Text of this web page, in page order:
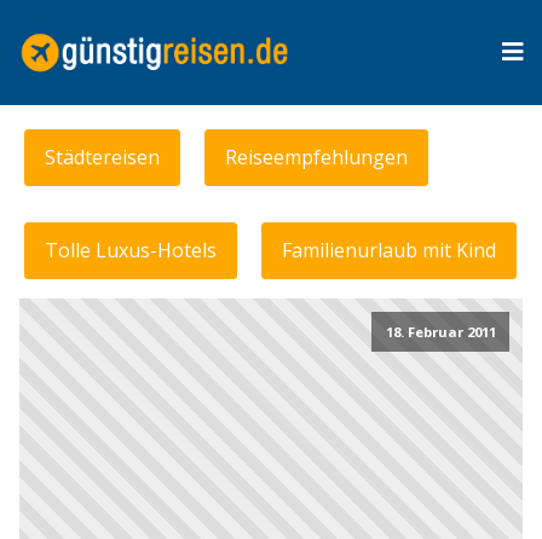
Städtereisen Reiseempfehlungen
Tolle Luxus-Hotels Familienurlaub mit Kind
18. Februar 2011